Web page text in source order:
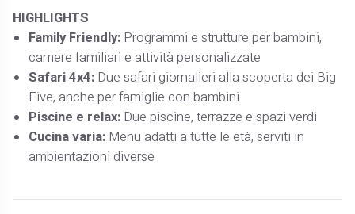
HIGHLIGHTS
Family Friendly: Programmi e strutture per bambini,
camere familiari e attività personalizzate
Safari 4x4: Due safari giornalieri alla scoperta dei Big
Five, anche per famiglie con bambini
Piscine e relax: Due piscine, terrazze e spazi verdi
Cucina varia: Menu adatti a tutte le età, serviti in
ambientazioni diverse